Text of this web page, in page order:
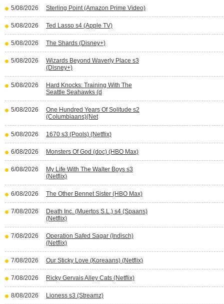
5/08/2026 Sterling Point (Amazon Prime Video)
5/08/2026 Ted Lasso s4 (Apple TV)
5/08/2026 The Shards (Disney+)
5/08/2026
Wizards Beyond Waverly Place s3
(Disney+)
5/08/2026
Hard Knocks: Training With The
Seattle Seahawks (d
5/08/2026
One Hundred Years Of Solitude s2
(Columbiaans)(Net
5/08/2026 1670 s3 (Pools) (Netflix)
6/08/2026 Monsters Of God (doc) (HBO Max)
6/08/2026
My Life With The Walter Boys s3
(Netflix)
6/08/2026 The Other Bennet Sister (HBO Max)
7/08/2026
Death Inc. (Muertos S.L.) s4 (Spaans)
(Netflix)
7/08/2026
Operation Safed Sagar (Indisch)
(Netflix)
7/08/2026 Our Sticky Love (Koreaans) (Netflix)
7/08/2026 Ricky Gervais Alley Cats (Netflix)
8/08/2026 Lioness s3 (Streamz)